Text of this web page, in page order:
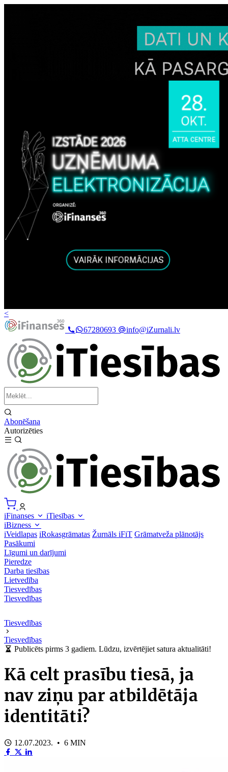
<
67280693
info@iZurnali.lv
Abonēšana
Autorizēties
iFinanses
iTiesības
iBizness
iVeidlapas iRokasgrāmatas Žurnāls iFiT Grāmatveža plānotājs
Pasākumi
Līgumi un darījumi
Pieredze
Darba tiesības
Lietvedība
Tiesvedības
Tiesvedības
Tiesvedības
Tiesvedības
Publicēts pirms 3 gadiem. Lūdzu, izvērtējiet satura aktualitāti!
Kā celt prasību tiesā, ja
nav ziņu par atbildētāja
identitāti?
12.07.2023. • 6 MIN